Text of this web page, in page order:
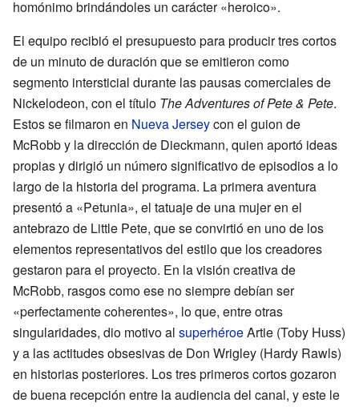
homónimo brindándoles un carácter «heroico».
El equipo recibió el presupuesto para producir tres cortos
de un minuto de duración que se emitieron como
segmento intersticial durante las pausas comerciales de
Nickelodeon, con el título The Adventures of Pete & Pete.
Estos se filmaron en Nueva Jerseycon el guion de
McRobb y la dirección de Dieckmann, quien aportó ideas
propias y dirigió un número significativo de episodios a lo
largo de la historia del programa. La primera aventura
presentó a «Petunia», el tatuaje de una mujer en el
antebrazo de Little Pete, que se convirtió en uno de los
elementos representativos del estilo que los creadores
gestaron para el proyecto. En la visión creativa de
McRobb, rasgos como ese no siempre debían ser
«perfectamente coherentes», lo que, entre otras
singularidades, dio motivo al superhéroeArtie (Toby Huss)
y a las actitudes obsesivas de Don Wrigley (Hardy Rawls)
en historias posteriores. Los tres primeros cortos gozaron
de buena recepción entre la audiencia del canal, y este le